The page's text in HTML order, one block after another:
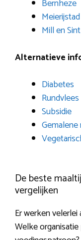
Bernheze
Meierijstad
Mill en
Alternatieve
Diabetes
Rundvlees
Subsidie
De beste
vergelijken
Er werken
Welke